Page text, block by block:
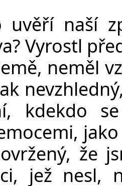
uvěří naší
Vyrostl
neměl
kdekdo
že
jež nesl,